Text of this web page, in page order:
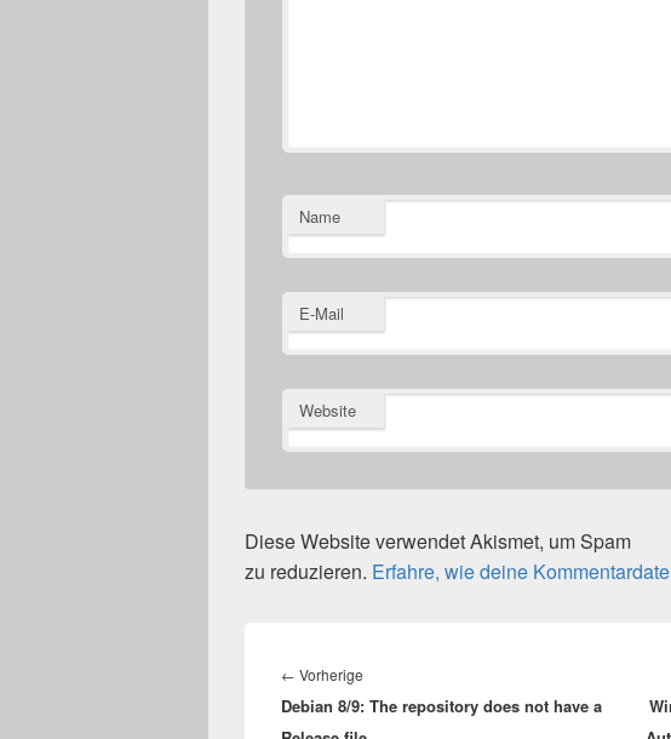
Name
E-Mail
Website
Diese Website verwendet Akismet, um Spam
zu reduzieren. Erfahre, wie deine
← Vorherige
Beitrag:
Debian 8/9: The repository does not have a